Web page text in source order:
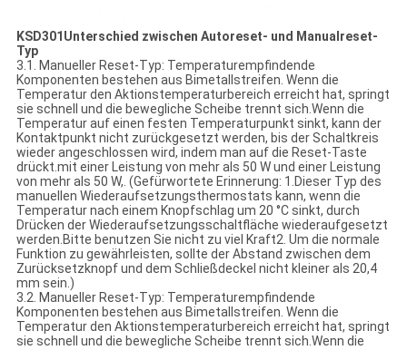
KSD301 Unterschied zwischen Autoreset- und Manualreset-
Typ
3.1. Manueller Reset-Typ: Temperaturempfindende
Komponenten bestehen aus Bimetallstreifen. Wenn die
Temperatur den Aktionstemperaturbereich erreicht hat, springt
sie schnell und die bewegliche Scheibe trennt sich.Wenn die
Temperatur auf einen festen Temperaturpunkt sinkt, kann der
Kontaktpunkt nicht zurückgesetzt werden, bis der Schaltkreis
wieder angeschlossen wird, indem man auf die Reset-Taste
drückt.mit einer Leistung von mehr als 50 W und einer Leistung
von mehr als 50 W,. (Gefürwortete Erinnerung: 1.Dieser Typ des
manuellen Wiederaufsetzungsthermostats kann, wenn die
Temperatur nach einem Knopfschlag um 20 °C sinkt, durch
Drücken der Wiederaufsetzungsschaltfläche wiederaufgesetzt
werden.Bitte benutzen Sie nicht zu viel Kraft2. Um die normale
Funktion zu gewährleisten, sollte der Abstand zwischen dem
Zurücksetzknopf und dem Schließdeckel nicht kleiner als 20,4
mm sein.)
3.2. Manueller Reset-Typ: Temperaturempfindende
Komponenten bestehen aus Bimetallstreifen. Wenn die
Temperatur den Aktionstemperaturbereich erreicht hat, springt
sie schnell und die bewegliche Scheibe trennt sich.Wenn die